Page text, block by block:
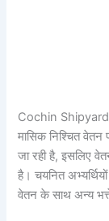
Cochin Shipyard
मासिक निश्चित वेतन
जा रही है, इसलिए
है। चयनित
वेतन के साथ अन्य